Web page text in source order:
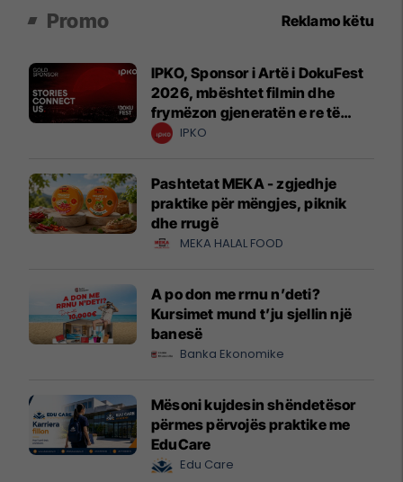
Promo Reklamo këtu
IPKO, Sponsor i Artë i DokuFest
2026, mbështet filmin dhe
frymëzon gjeneratën e re të
krijuesve
IPKO
Pashtetat MEKA - zgjedhje
praktike për mëngjes, piknik
dhe rrugë
MEKA HALAL FOOD
A po don me rrnu n’deti?
Kursimet mund t’ju sjellin një
banesë
Banka Ekonomike
Mësoni kujdesin shëndetësor
përmes përvojës praktike me
EduCare
Edu Care